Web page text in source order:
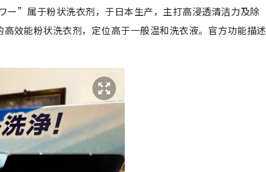
”属于粉状洗衣剂，于日本生产，主打高浸透清洁力及除
效能粉状洗衣剂，定位高于一般温和洗衣液。官方功能描述